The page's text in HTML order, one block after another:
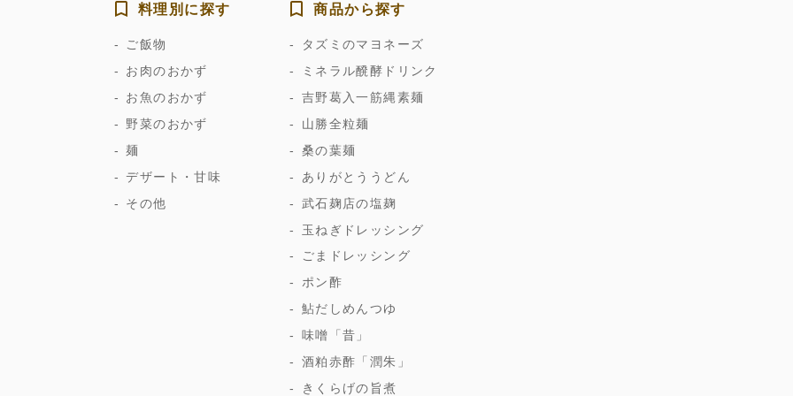
料理別に探す
ご飯物
お肉のおかず
お魚のおかず
野菜のおかず
麺
デザート・甘味
その他
商品から探す
タズミのマヨネーズ
ミネラル醗酵ドリンク
吉野葛入一筋縄素麺
山勝全粒麺
桑の葉麺
ありがとううどん
武石麹店の塩麹
玉ねぎドレッシング
ごまドレッシング
ポン酢
鮎だしめんつゆ
味噌「昔」
酒粕赤酢「潤朱」
きくらげの旨煮